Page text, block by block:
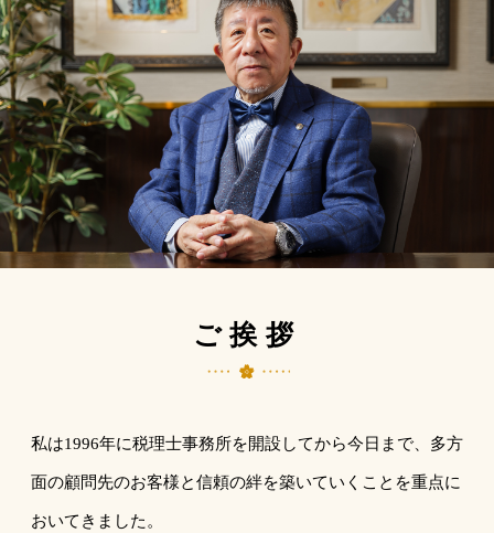
ご挨拶
私は1996年に税理士事務所を開設してから今日まで、多方
面の顧問先のお客様と信頼の絆を築いていくことを重点に
おいてきました。